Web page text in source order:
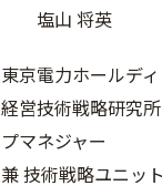
塩山 将英
東京電力ホールデ
経営技術戦略研究
プマネジャー
兼 技術戦略ユニッ